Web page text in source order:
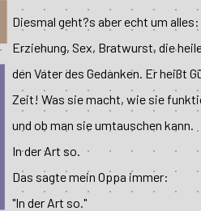
Diesmal geht?s aber echt um
Erziehung, Sex, Bratwurst, die
den Vater des Gedanken. Er heißt
Zeit! Was sie macht, wie sie
und ob man sie umtauschen kann.
In der Art so.
Das sagte mein Oppa immer:
"In der Art so."